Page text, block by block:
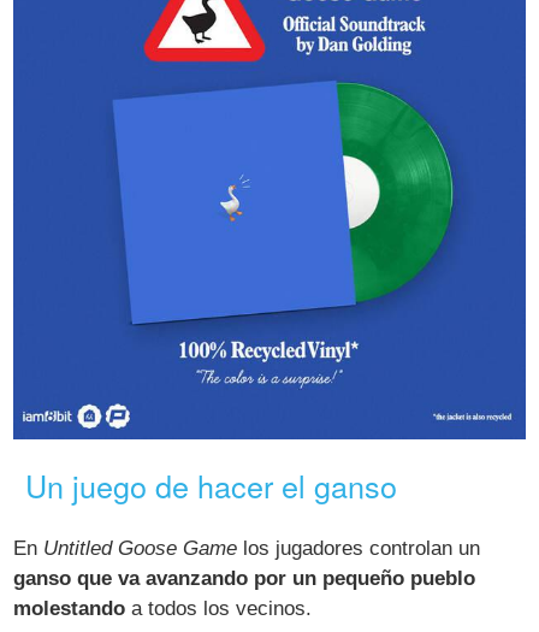
Un juego de hacer el ganso
En Untitled Goose Game los jugadores controlan un
ganso que va avanzando por un pequeño pueblo
molestando a todos los vecinos.